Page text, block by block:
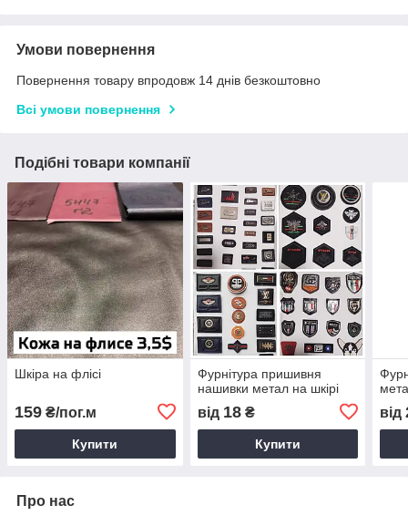
Умови повернення
Повернення товару впродовж 14 днів безкоштовно
Всі умови повернення
Подібні товари компанії
Шкіра на флісі
159 ₴/пог.м
Купити
Фурнітура пришивня
нашивки метал на шкірі
від 18₴
Купити
від
Про нас